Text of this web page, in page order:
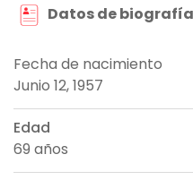
Datos de biografía
Fecha de nacimiento
Junio 12, 1957
Edad
69 años